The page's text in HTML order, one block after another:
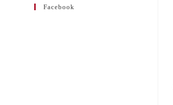
Facebook